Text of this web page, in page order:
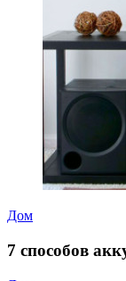
Дом
7 способов